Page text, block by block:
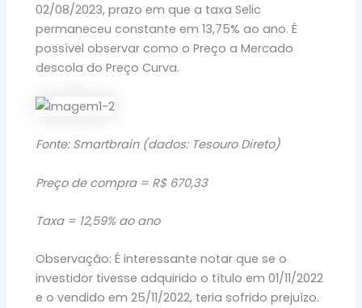
02/08/2023, prazo em que a taxa Selic
permaneceu constante em 13,75% ao ano. É
possível observar como o Preço a Mercado
descola do Preço Curva.
Fonte: Smartbrain (dados: Tesouro Direto)
Preço de compra = R$ 670,33
Taxa = 12,59% ao ano
Observação: É interessante notar que se o
investidor tivesse adquirido o título em 01/11/2022
e o vendido em 25/11/2022, teria sofrido prejuízo.